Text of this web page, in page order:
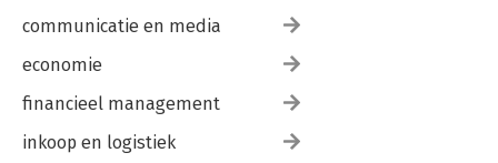
communicatie en media
economie
financieel management
inkoop en logistiek